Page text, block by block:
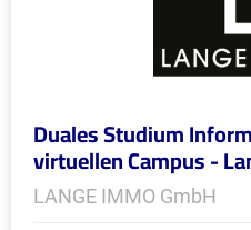
Duales Studium
virtuellen Campus -
LANGE IMMO GmbH